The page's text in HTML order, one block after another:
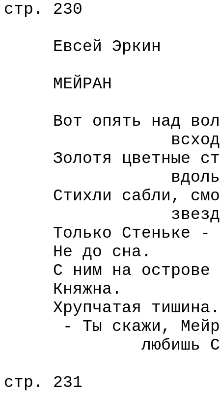
стр. 230
Евсей Эркин
МЕЙРАН
Вот опять над
всходит
Золотя цветные
вдоль
Стихли сабли,
звездный
Только Стеньке -
Не до сна.
С ним на острове
Княжна.
Хрупчатая
- Ты скажи,
любишь
стр. 231